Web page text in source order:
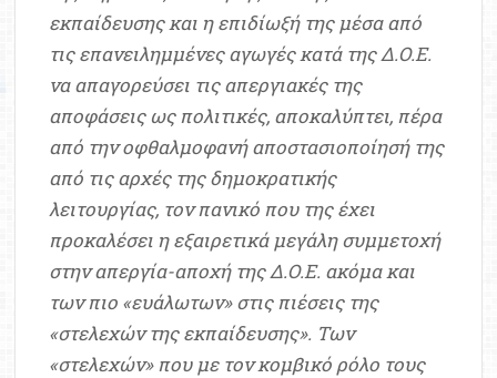
εκπαίδευσης και η επιδίωξή της μέσα από
τις επανειλημμένες αγωγές κατά της Δ.Ο.Ε.
να απαγορεύσει τις απεργιακές της
αποφάσεις ως πολιτικές, αποκαλύπτει, πέρα
από την οφθαλμοφανή αποστασιοποίησή της
από τις αρχές της δημοκρατικής
λειτουργίας, τον πανικό που της έχει
προκαλέσει η εξαιρετικά μεγάλη συμμετοχή
στην απεργία-αποχή της Δ.Ο.Ε. ακόμα και
των πιο «ευάλωτων» στις πιέσεις της
«στελεχών της εκπαίδευσης». Των
«στελεχών» που με τον κομβικό ρόλο τους